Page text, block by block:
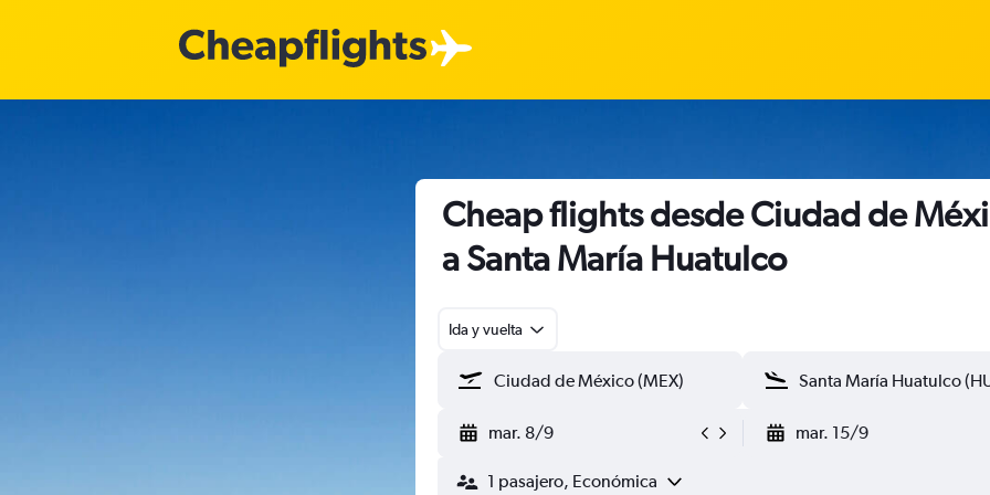
Cheap flights desde Ciudad de
a Santa María Huatulco
Ida y vuelta
mar. 8/9 mar. 15/9
1 pasajero, Económica